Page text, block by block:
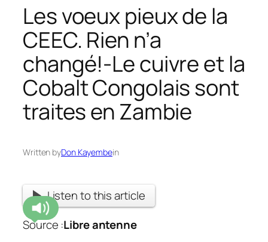
Les voeux pieux de la
CEEC. Rien n’a
changé!-Le cuivre et la
Cobalt Congolais sont
traites en Zambie
Written byDon Kayembein
Listen to this article
Source :Libre antenne